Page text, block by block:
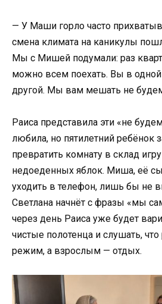
— У Маши горло часто
смена климата на каникулы
Мы с Мишей подумали: раз
можно всем поехать. Вы в
другой. Мы вам мешать не
Раиса представила эти «не
любила, но пятилетний ребёнок
превратить комнату в склад
недоеденных яблок. Миша, её
уходить в телефон, лишь бы не
Светлана начнёт с фразы «мы
через день Раиса уже будет
чистые полотенца и слушать,
режим, а взрослым — отдых.